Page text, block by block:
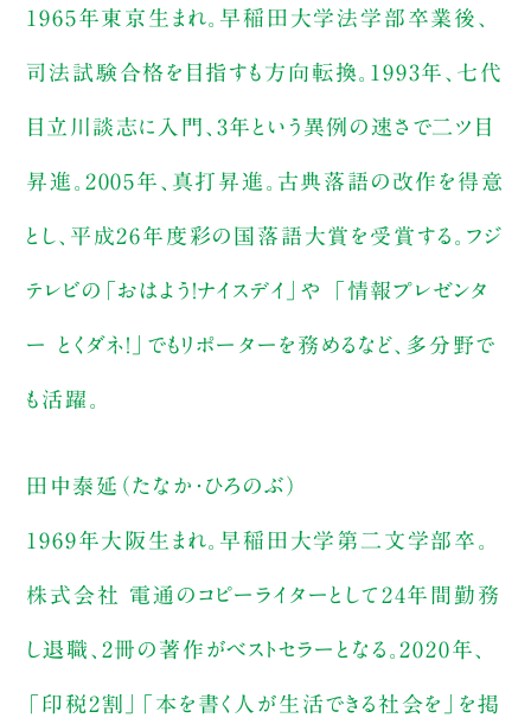
1965年東京生まれ。早稲田大学法学部卒業後、
司法試験合格を目指すも方向転換。1993年、七代
目立川談志に入門、3年という異例の速さで二ツ目
昇進。2005年、真打昇進。古典落語の改作を得意
とし、平成26年度彩の国落語大賞を受賞する。フジ
テレビの「おはよう！ナイスデイ」や 「情報プレゼンタ
ー とくダネ！」でもリポーターを務めるなど、多分野で
も活躍。
田中泰延（たなか・ひろのぶ）
1969年大阪生まれ。早稲田大学第二文学部卒。
株式会社 電通のコピーライターとして24年間勤務
し退職、2冊の著作がベストセラーとなる。2020年、
「印税2割」「本を書く人が生活できる社会を」を掲